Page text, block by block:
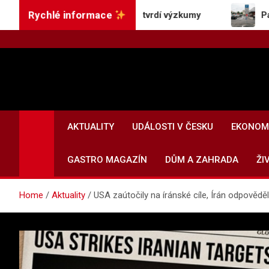
Rychlé informace
pracovní výkon, tvrdí výzkumy Parkoviště u
AKTUALITY
UDÁLOSTI V ČESKU
GASTRO MAGAZÍN DŮM A ZAHRADA
Home Aktuality USA zaútočily na íránské cíle, Írán